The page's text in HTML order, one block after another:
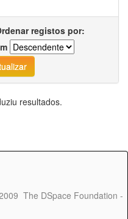
registos por:
resultados.
The DSpace Foundation -